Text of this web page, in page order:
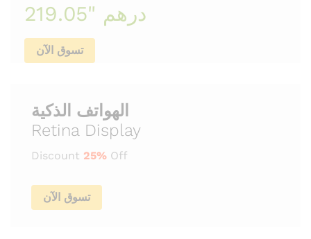
درهم "219.05
تسوق الآن
الهواتف الذكية
Retina Display
Discount 25% Off
تسوق الآن